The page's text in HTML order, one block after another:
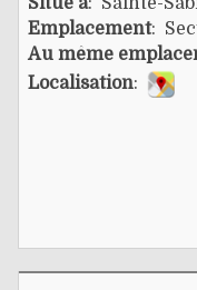
Emplacement:
Au même
Localisation: